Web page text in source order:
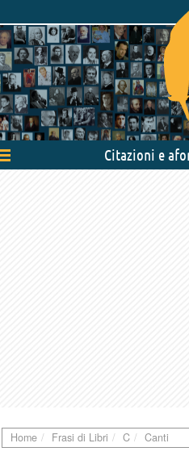
Attiva/disattiva
navigazione
Citazioni e
Home Frasi di Libri C Canti